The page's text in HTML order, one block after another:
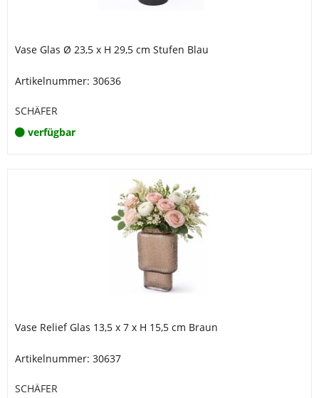
Vase Glas Ø 23,5 x H 29,5 cm Stufen Blau
Artikelnummer: 30636
SCHÄFER
verfügbar
Vase Relief Glas 13,5 x 7 x H 15,5 cm Braun
Artikelnummer: 30637
SCHÄFER